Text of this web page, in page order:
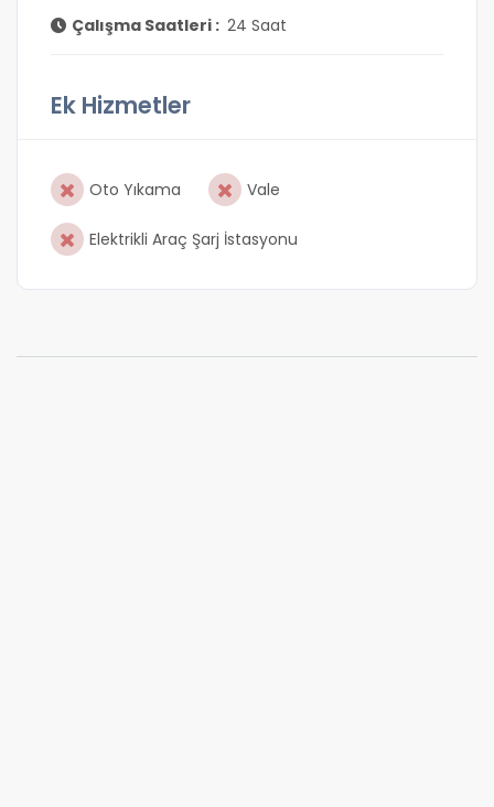
Çalışma Saatleri : 24 Saat
Ek Hizmetler
Oto Yıkama Vale
Elektrikli Araç Şarj İstasyonu